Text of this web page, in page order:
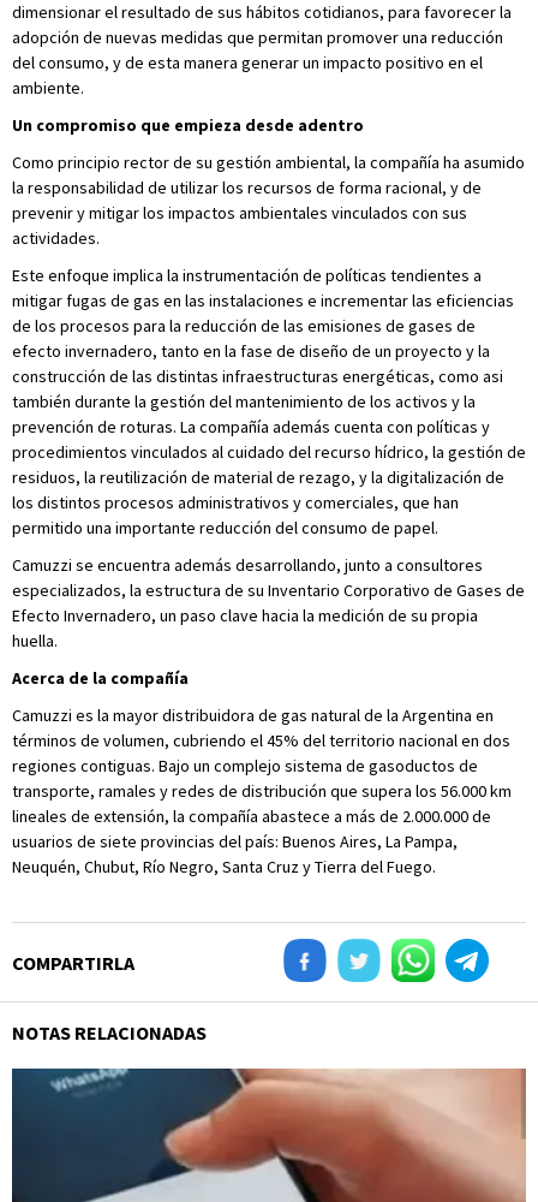
dimensionar el resultado de sus hábitos cotidianos, para favorecer la
adopción de nuevas medidas que permitan promover una reducción
del consumo, y de esta manera generar un impacto positivo en el
ambiente.
Un compromiso que empieza desde adentro
Como principio rector de su gestión ambiental, la compañía ha asumido
la responsabilidad de utilizar los recursos de forma racional, y de
prevenir y mitigar los impactos ambientales vinculados con sus
actividades.
Este enfoque implica la instrumentación de políticas tendientes a
mitigar fugas de gas en las instalaciones e incrementar las eficiencias
de los procesos para la reducción de las emisiones de gases de
efecto invernadero, tanto en la fase de diseño de un proyecto y la
construcción de las distintas infraestructuras energéticas, como asi
también durante la gestión del mantenimiento de los activos y la
prevención de roturas. La compañía además cuenta con políticas y
procedimientos vinculados al cuidado del recurso hídrico, la gestión de
residuos, la reutilización de material de rezago, y la digitalización de
los distintos procesos administrativos y comerciales, que han
permitido una importante reducción del consumo de papel.
Camuzzi se encuentra además desarrollando, junto a consultores
especializados, la estructura de su Inventario Corporativo de Gases de
Efecto Invernadero, un paso clave hacia la medición de su propia
huella.
Acerca de la compañía
Camuzzi es la mayor distribuidora de gas natural de la Argentina en
términos de volumen, cubriendo el 45% del territorio nacional en dos
regiones contiguas. Bajo un complejo sistema de gasoductos de
transporte, ramales y redes de distribución que supera los 56.000 km
lineales de extensión, la compañía abastece a más de 2.000.000 de
usuarios de siete provincias del país: Buenos Aires, La Pampa,
Neuquén, Chubut, Río Negro, Santa Cruz y Tierra del Fuego.
COMPARTIRLA
NOTAS RELACIONADAS